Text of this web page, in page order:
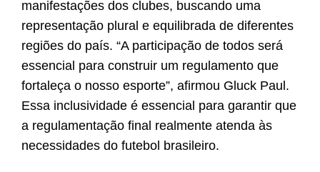
manifestações dos clubes, buscando uma
representação plural e equilibrada de diferentes
regiões do país. “A participação de todos será
essencial para construir um regulamento que
fortaleça o nosso esporte”, afirmou Gluck Paul.
Essa inclusividade é essencial para garantir que
a regulamentação final realmente atenda às
necessidades do futebol brasileiro.